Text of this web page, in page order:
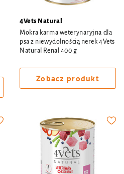
4Vets Natural
Mokra karma weterynaryjna dla
psa z niewydolnością nerek 4Vets
Natural Renal 400 g
Zobacz produkt